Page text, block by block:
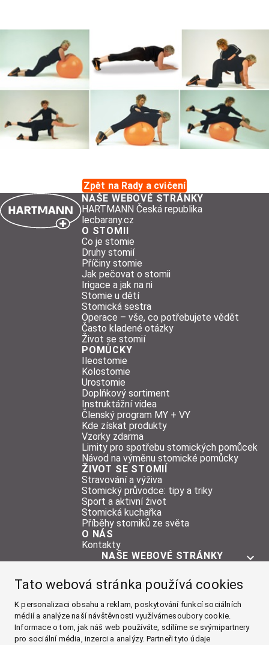
Tato webová stránka používá cookies
K personalizaci obsahu a reklam, poskytování funkcí sociálních
médií a analýze naší návštěvnosti využívámesoubory cookie.
Informace o tom, jak náš web používáte, sdílíme se svýmipartnery
pro sociální média, inzerci a analýzy. Partneři tyto údaje
Zpět na Rady a cvičení
NAŠE WEBOVÉ STRÁNKY
HARTMANN Česká republika
lecbarany.cz
O STOMII
Co je stomie
Druhy stomií
Příčiny stomie
Jak pečovat o stomii
Irigace a jak na ni
Stomie u dětí
Stomická sestra
Operace – vše, co potřebujete vědět
Často kladené otázky
Život se stomií
POMŮCKY
Ileostomie
Kolostomie
Urostomie
Doplňkový sortiment
Instruktážní videa
Členský program MY + VY
Kde získat produkty
Vzorky zdarma
Limity pro spotřebu stomických pomůcek
Návod na výměnu stomické pomůcky
ŽIVOT SE STOMIÍ
Stravování a výživa
Stomický průvodce: tipy a triky
Sport a aktivní život
Stomická kuchařka
Příběhy stomiků ze světa
O NÁS
Kontakty
NAŠE WEBOVÉ STRÁNKY
POMŮCKY
ŽIVOT SE STOMIÍ
O NÁS
Facebook